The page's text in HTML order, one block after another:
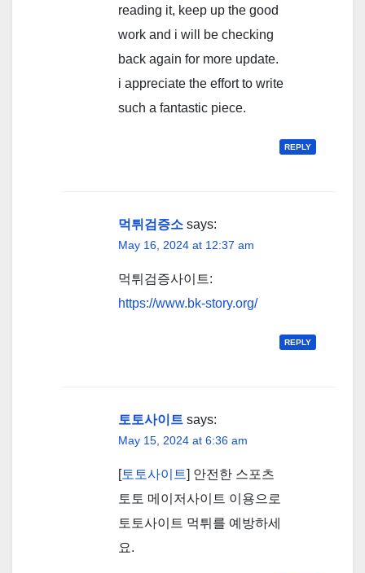
reading it, keep up the good
work and i will be checking
back again for more update.
i appreciate the effort to write
such a fantastic piece.
REPLY
먹튀검증소 says:
May 16, 2024 at 12:37 am
먹튀검증사이트:
https://www.bk-story.org/
REPLY
토토사이트 says:
May 15, 2024 at 6:36 am
[토토사이트] 안전한 스포츠
토토 메이저사이트 이용으로
토토사이트 먹튀를 예방하세
요.